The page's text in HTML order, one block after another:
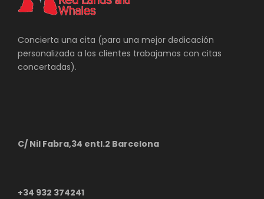
Concierta una cita (para una mejor dedicación
personalizada a los clientes trabajamos con citas
concertadas).
C/ Nil Fabra,34 entl.2 Barcelona
+34 932 374241